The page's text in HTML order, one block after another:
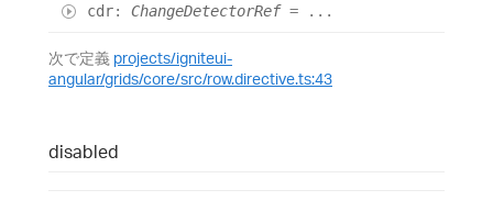
cdr: ChangeDetectorRef= ...
次で定義 projects/igniteui-
angular/grids/core/src/row.directive.ts:43
disabled